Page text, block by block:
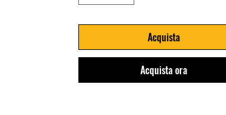
Acquista
Acquista ora